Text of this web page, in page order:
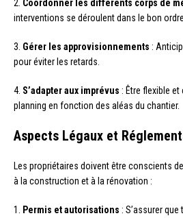
2. Coordonner les différents corps de
interventions se déroulent dans le bon
3. Gérer les approvisionnements :
pour éviter les retards.
4. S’adapter aux imprévus : Être flexible
planning en fonction des aléas du chantier.
Aspects Légaux et
Les propriétaires doivent être conscients
à la construction et à la rénovation :
1. Permis et autorisations : S’assurer